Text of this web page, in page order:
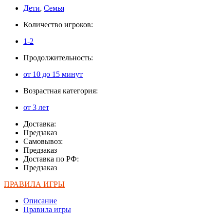
Дети, Семья
Количество игроков:
1-2
Продолжительность:
от 10 до 15 минут
Возрастная категория:
от 3 лет
Доставка:
Предзаказ
Самовывоз:
Предзаказ
Доставка по РФ:
Предзаказ
ПРАВИЛА ИГРЫ
Описание
Правила игры